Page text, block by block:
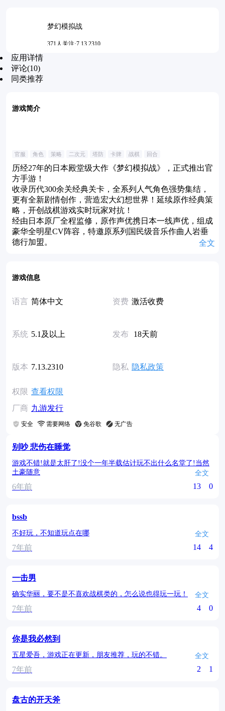
梦幻模拟战
371人关注·7.13.2310
应用详情
评论(10)
同类推荐
游戏简介
官服 角色 策略 二次元 塔防 卡牌 战棋 回合
历经27年的日本殿堂级大作《梦幻模拟战》，正式推出官
方手游！
收录历代300余关经典关卡，全系列人气角色强势集结，
更有全新剧情创作，营造宏大幻想世界！延续原作经典策
略，开创战棋游戏实时玩家对抗！
经由日本原厂全程监修，原作声优携日本一线声优，组成
豪华全明星CV阵容，特邀原系列国民级音乐作曲人岩垂
德行加盟。
全文
游戏信息
语言 简体中文 资费 激活收费
系统 5.1及以上 发布 18天前
版本 7.13.2310 隐私 隐私政策
权限 查看权限
厂商 九游发行
安全 需要网络 免谷歌 无广告
别吵 悲伤在睡觉
游戏不错!就是太肝了!没个一年半载估计玩不出什么名堂了!当然
土豪随意
全文
6年前 13 0
bssb
不好玩，不知道玩点在哪 全文
7年前 14 4
一击男
确实华丽，要不是不喜欢战棋类的，怎么说也得玩一玩！ 全文
7年前 4 0
你是我必然到
五星爱吾，游戏正在更新，朋友推荐，玩的不错。 全文
7年前 2 1
盘古的开天斧